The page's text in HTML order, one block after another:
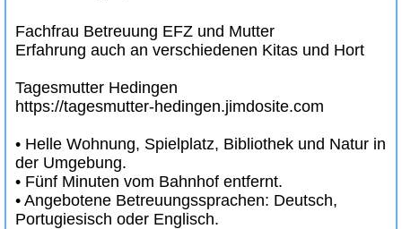
Fachfrau Betreuung EFZ und Mutter
Erfahrung auch an verschiedenen Kitas und Hort
Tagesmutter Hedingen
https://tagesmutter-hedingen.jimdosite.com
• Helle Wohnung, Spielplatz, Bibliothek und Natur in
der Umgebung.
• Fünf Minuten vom Bahnhof entfernt.
• Angebotene Betreuungssprachen: Deutsch,
Portugiesisch oder Englisch.